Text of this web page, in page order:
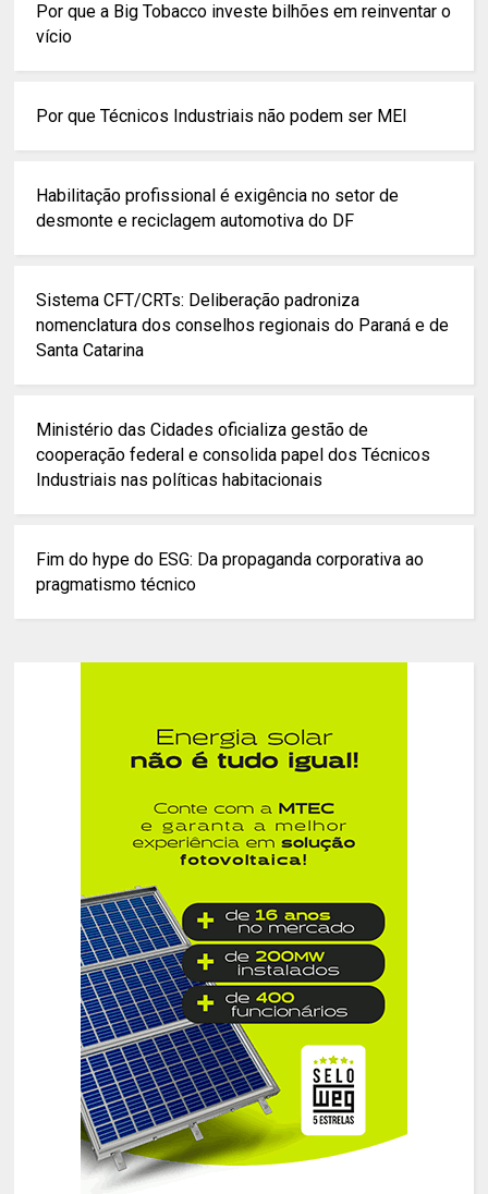
Por que a Big Tobacco investe bilhões em reinventar o
vício
Por que Técnicos Industriais não podem ser MEI
Habilitação profissional é exigência no setor de
desmonte e reciclagem automotiva do DF
Sistema CFT/CRTs: Deliberação padroniza
nomenclatura dos conselhos regionais do Paraná e de
Santa Catarina
Ministério das Cidades oficializa gestão de
cooperação federal e consolida papel dos Técnicos
Industriais nas políticas habitacionais
Fim do hype do ESG: Da propaganda corporativa ao
pragmatismo técnico